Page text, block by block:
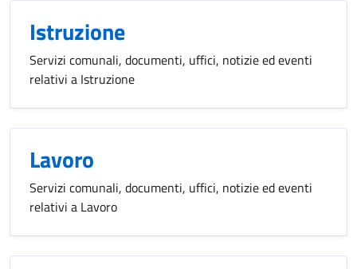
Istruzione
Servizi comunali, documenti, uffici, notizie ed eventi
relativi a Istruzione
Lavoro
Servizi comunali, documenti, uffici, notizie ed eventi
relativi a Lavoro